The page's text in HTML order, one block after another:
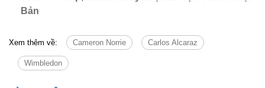
Bản
Xem thêm về: Cameron Norrie Carlos Alcaraz
Wimbledon